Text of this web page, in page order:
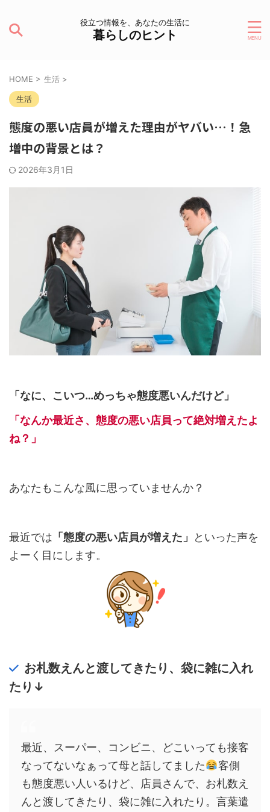
役立つ情報を、あなたの生活に
暮らしのヒント
HOME > 生活 >
生活
態度の悪い店員が増えた理由がヤバい…！急
増中の背景とは？
2026年3月1日
「なに、こいつ…めっちゃ態度悪いんだけど」
「なんか最近さ、態度の悪い店員って絶対増えたよ
ね？」
あなたもこんな風に思っていませんか？
最近では 「態度の悪い店員が増えた」
といった声を
よーく目にします。
お札数えんと渡してきたり、袋に雑に入れ
たり↓
最近、スーパー、コンビニ、どこいっても接客
なってないなぁって母と話してました
客側
も態度悪い人いるけど、店員さんで、お札数え
んと渡してきたり、袋に雑に入れたり。言葉遣